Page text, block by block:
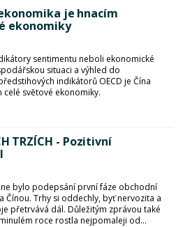
ekonomika je hnacím
ekonomiky
sentimentu neboli ekonomické
situaci a výhled do
indikátorů OECD je Čína
světové ekonomiky.
TRZÍCH - Pozitivní
bylo podepsání první fáze obchodní
Čínou. Trhy si oddechly, byť nervozita a
přetrvává dál. Důležitým zprávou také
roce rostla nejpomaleji od...